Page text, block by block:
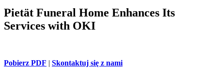
Pietät Funeral Home Enhances Its
Services with OKI
Pobierz PDF | Skontaktuj się z nami